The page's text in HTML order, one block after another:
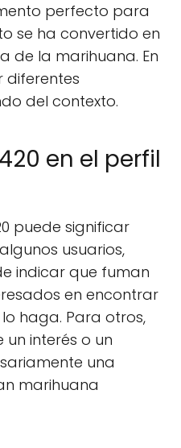
perfecto para
se ha convertido en
de la marihuana. En
diferentes
del contexto.
en el perfil
puede significar
usuarios,
indicar que fuman
en encontrar
haga. Para otros,
interés o un
una
marihuana